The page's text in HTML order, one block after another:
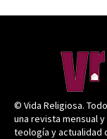
© Vida Religiosa.
una revista mensual
teología y actualidad